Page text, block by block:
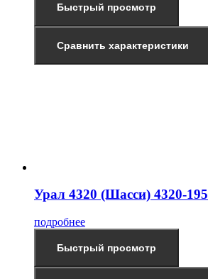
Быстрый просмотр
Сравнить характеристики
Урал 4320 (Шасси) 4320-
подробнее
Быстрый просмотр